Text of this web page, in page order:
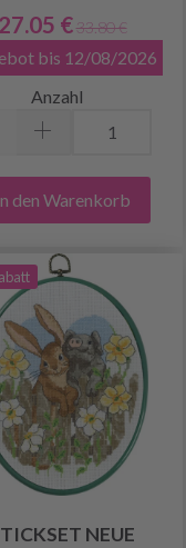
27.05 € 33.80 €
bis 12/08/2026
Anzahl
den Warenkorb
NEUE